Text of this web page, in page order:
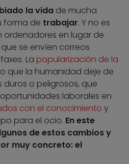
la vida de mucha
forma de trabajar. Y no es
ordenadores en lugar de
se envíen correos
La popularización de la
que la humanidad deje de
o peligrosos, que
laborales en
con el conocimiento y
para el ocio. En este
de estos cambios y
muy concreto: el